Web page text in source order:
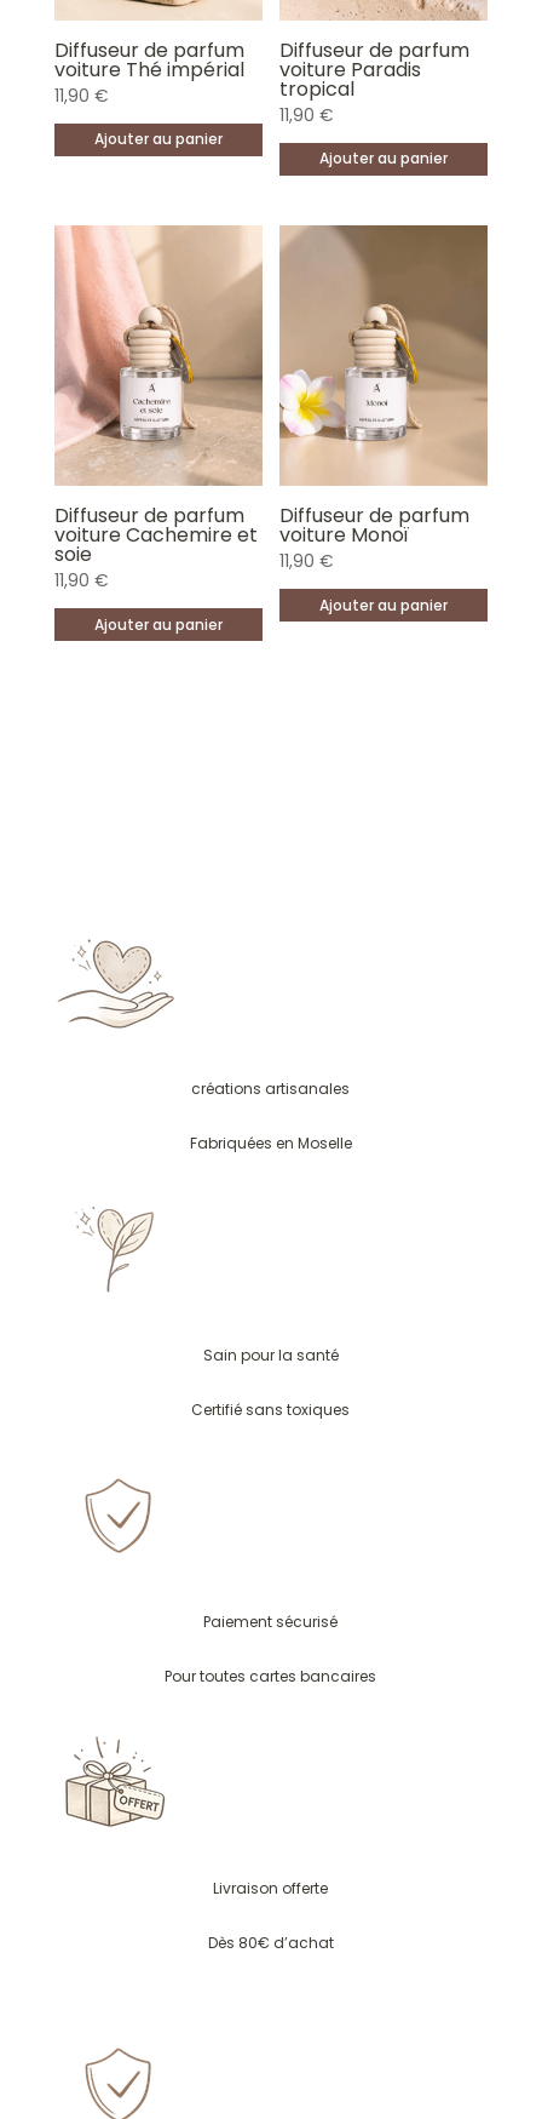
Diffuseur de parfum
voiture Thé impérial
11,90 €
Ajouter au panier
Diffuseur de parfum
voiture Paradis
tropical
11,90€
Ajouter au panier
Diffuseur de parfum
voiture Cachemire et
soie
11,90 €
Ajouter au panier
Diffuseur de parfum
voiture Monoï
11,90€
Ajouter au panier
créations artisanales
Fabriquées en Moselle
Sain pour la santé
Certifié sans toxiques
Paiement sécurisé
Pour toutes cartes bancaires
Livraison offerte
Dès 80€ d’achat